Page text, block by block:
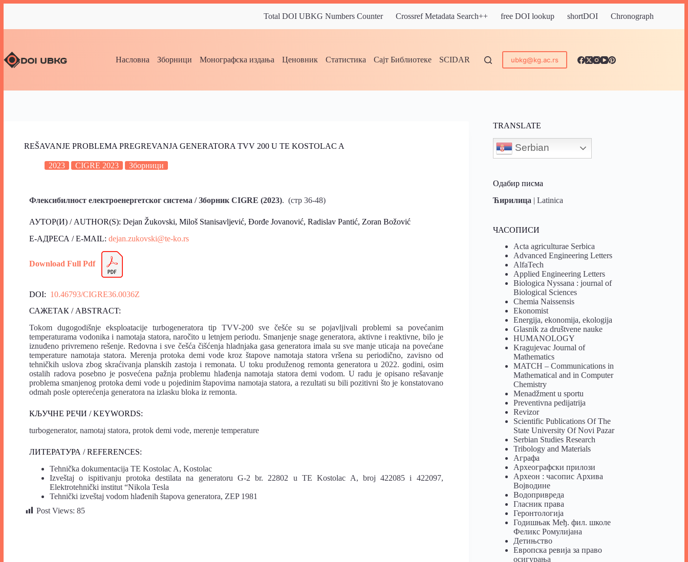
Total DOI UBKG Numbers Counter Crossref Metadata Search++ free DOI lookup shortDOI Chronograph
Насловна Зборници Монографска издања Ценовник Статистика Сајт Библиотеке SCIDAR ubkg@kg.ac.rs
REŠAVANJE PROBLEMA PREGREVANJA GENERATORA TVV 200 U TE KOSTOLAC A
2023 CIGRE 2023 Зборници
Флексибилност електроенергетског система / Зборник CIGRE (2023). (стр 36-48)
АУТОР(И) / AUTHOR(S): Dejan Žukovski, Miloš Stanisavljević, Đorđe Jovanović, Radislav Pantić, Zoran Božović
Е-АДРЕСА / E-MAIL: dejan.zukovski@te-ko.rs
Download Full Pdf
DOI: 10.46793/CIGRE36.0036Z
САЖЕТАК / ABSTRACT:
Tokom dugogodišnje eksploatacije turbogeneratora tip TVV-200 sve češće su se pojavljivali problemi sa povećanim
temperaturama vodonika i namotaja statora, naročito u letnjem periodu. Smanjenje snage generatora, aktivne i reaktivne, bilo je
iznuđeno privremeno rešenje. Redovna i sve češća čišćenja hladnjaka gasa generatora imala su sve manje uticaja na povećane
temperature namotaja statora. Merenja protoka demi vode kroz štapove namotaja statora vršena su periodično, zavisno od
tehničkih uslova zbog skraćivanja planskih zastoja i remonata. U toku produženog remonta generatora u 2022. godini, osim
ostalih radova posebno je posvećena pažnja problemu hlađenja namotaja statora demi vodom. U radu je opisano rešavanje
problema smanjenog protoka demi vode u pojedinim štapovima namotaja statora, a rezultati su bili pozitivni što je konstatovano
odmah posle opterećenja generatora na izlasku bloka iz remonta.
КЉУЧНЕ РЕЧИ / KEYWORDS:
turbogenerator, namotaj statora, protok demi vode, merenje temperature
ЛИТЕРАТУРА / REFERENCES:
Tehnička dokumentacija TE Kostolac A, Kostolac
Izveštaj o ispitivanju protoka destilata na generatoru G-2 br. 22802 u TE Kostolac A, broj 422085 i 422097,
Elektrotehnički institut “Nikola Tesla
Tehnički izveštaj vodom hlađenih štapova generatora, ZEP 1981
Post Views: 85
TRANSLATE
Serbian
Одабир писма
Ћирилица |Latinica
ЧАСОПИСИ
Acta agriculturae Serbica
Advanced Engineering Letters
AlfaTech
Applied Engineering Letters
Biologica Nyssana : journal of
Biological Sciences
Chemia Naissensis
Ekonomist
Energija, ekonomija, ekologija
Glasnik za društvene nauke
HUMANOLOGY
Kragujevac Journal of
Mathematics
MATCH – Communications in
Mathematical and in Computer
Chemistry
Menadžment u sportu
Preventivna pedijatrija
Revizor
Scientific Publications Of The
State University Of Novi Pazar
Serbian Studies Research
Tribology and Materials
Аграфа
Археографски прилози
Археон : часопис Архива
Војводине
Водопривреда
Гласник права
Геронтологија
Годишњак Међ. фил. школе
Феликс Ромулијана
Детињство
Европска ревија за право
осигурања